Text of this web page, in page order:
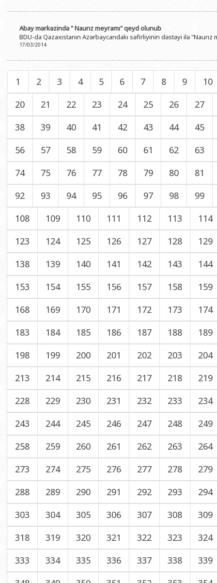
Abay mərkəzində " Naurız meyramı" qeyd olunub
BDU-da Qazaxıstanın Azərbaycandakı səfirliyinin dəstəyi ilə
17/03/2014
1 2 3 4 5 6 7 8 9
10
20
21 22 23 24 25 26
27
38
39 40 41 42 43 44
45
56
57 58 59 60 61 62
63
74
75 76 77 78 79 80
81
92
93 94 95 96 97 98
99
108
109 110 111 112 113
114
123
124 125 126 127 128
129
138
139 140 141 142 143
144
153
154 155 156 157 158
159
168
169 170 171 172 173
174
183
184 185 186 187 188
189
198
199 200 201 202 203
204
213
214 215 216 217 218
219
228
229 230 231 232 233
234
243
244 245 246 247 248
249
258
259 260 261 262 263
264
273
274 275 276 277 278
279
288
289 290 291 292 293
294
303
304 305 306 307 308
309
318
319 320 321 322 323
324
333
334 335 336 337 338
339